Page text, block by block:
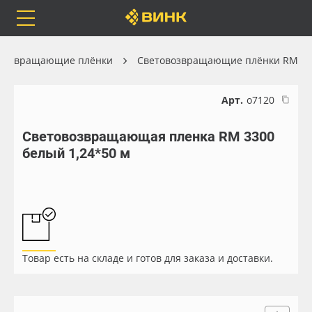
Каталог
Бренды
Доставка
Весь каталог
Самоклеящиеся плёнки
Листовые материалы
плёнки Световозвращающие плёнки RM
Арт. о7120
Световозвращающая пленка RM 3300
белый 1,24*50 м
Товар есть на складе и готов для заказа и доставки.